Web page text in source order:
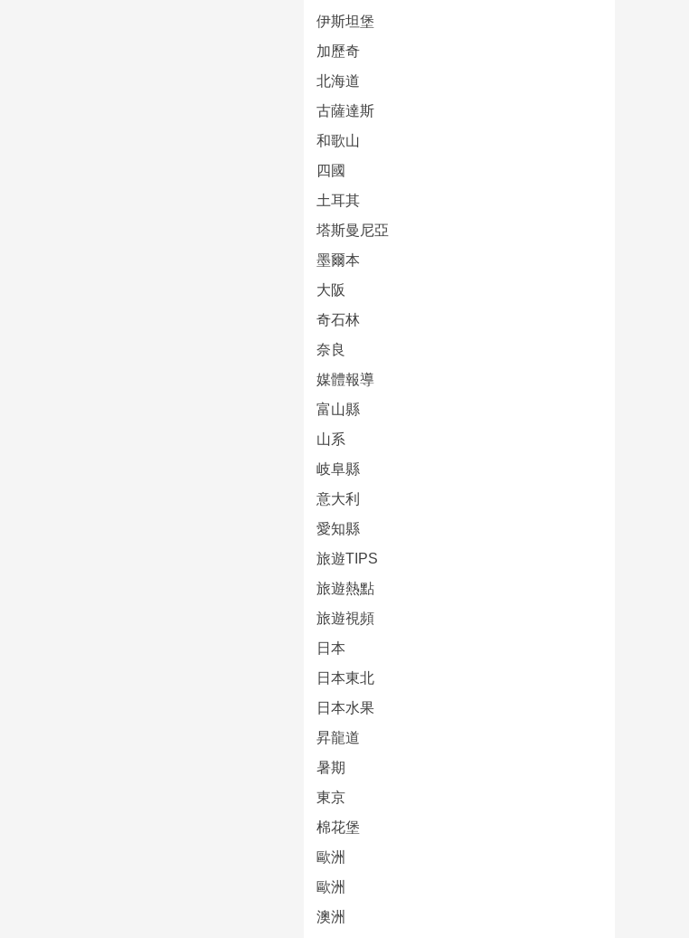
伊斯坦堡
加歷奇
北海道
古薩達斯
和歌山
四國
土耳其
塔斯曼尼亞
墨爾本
大阪
奇石林
奈良
媒體報導
富山縣
山系
岐阜縣
意大利
愛知縣
旅遊TIPS
旅遊熱點
旅遊視頻
日本
日本東北
日本水果
昇龍道
暑期
東京
棉花堡
歐洲
歐洲
澳洲